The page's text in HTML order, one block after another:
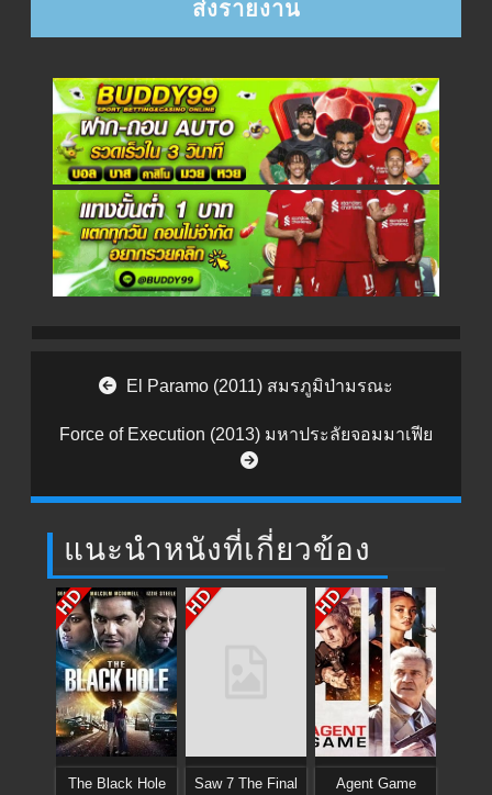
Post navigation
El Paramo (2011) สมรภูมิป่ามรณะ
Force of Execution (2013) มหาประลัยจอมมาเฟีย
แนะนำหนังที่เกี่ยวข้อง
HD
The Black Hole
HD
Saw 7 The Final
HD
Agent Game